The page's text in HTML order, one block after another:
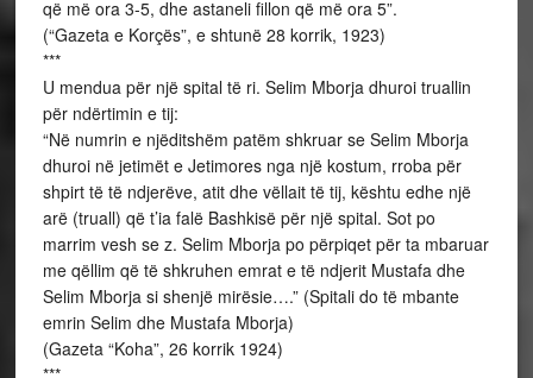
që më ora 3-5, dhe astaneli fillon që më ora 5”.
(“Gazeta e Korçës”, e shtunë 28 korrik, 1923)
***
U mendua për një spital të ri. Selim Mborja dhuroi truallin
për ndërtimin e tij:
“Në numrin e njëditshëm patëm shkruar se Selim Mborja
dhuroi në jetimët e Jetimores nga një kostum, rroba për
shpirt të të ndjerëve, atit dhe vëllait të tij, kështu edhe një
arë (truall) që t’ia falë Bashkisë për një spital. Sot po
marrim vesh se z. Selim Mborja po përpiqet për ta mbaruar
me qëllim që të shkruhen emrat e të ndjerit Mustafa dhe
Selim Mborja si shenjë mirësie….” (Spitali do të mbante
emrin Selim dhe Mustafa Mborja)
(Gazeta “Koha”, 26 korrik 1924)